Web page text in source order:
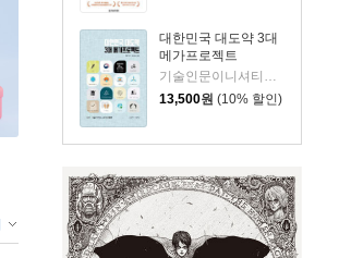
대한민국 대도약 3대
메가프로젝트
기술인문이니셔티브 집현 저
13,500원 (10% 할인)